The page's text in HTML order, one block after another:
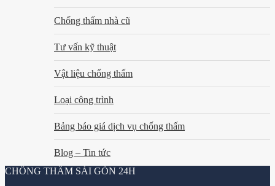
Chống thấm nhà cũ
Tư vấn kỹ thuật
Vật liệu chống thấm
Loại công trình
Bảng báo giá dịch vụ chống thấm
Blog – Tin tức
CHỐNG THẤM SÀI GÒN 24H